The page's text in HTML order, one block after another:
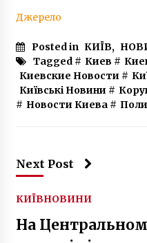
Джерело
Posted in КИЇВ,
Tagged # Киев #
Киевские Новости #
Київські Новини #
# Новости Киева#
Next Post
КИЇВНОВИНИ
На